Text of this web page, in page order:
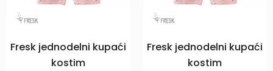
Fresk jednodelni kupaći
kostim
Fresk jednodelni kupaći
kostim